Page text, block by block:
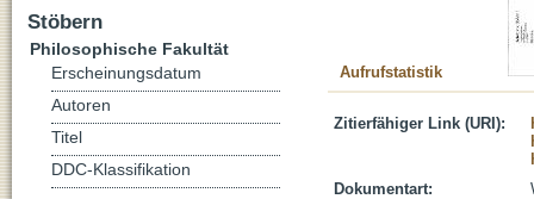
Aufrufstatistik
Zitierfähiger Link (URI):
Dokumentart:
Stöbern
Philosophische Fakultät
Erscheinungsdatum
Autoren
Titel
DDC-Klassifikation